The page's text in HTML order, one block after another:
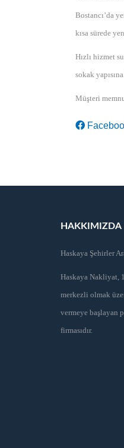
Bostancı’da
kısa sürede
Hızlı hizmet
sokak
Müşteri
HAKKIMIZDA
Haskaya Şehirler
Haskaya Nakliyat,
merkezli olmak
vermeye başlayan
firmasıdır.